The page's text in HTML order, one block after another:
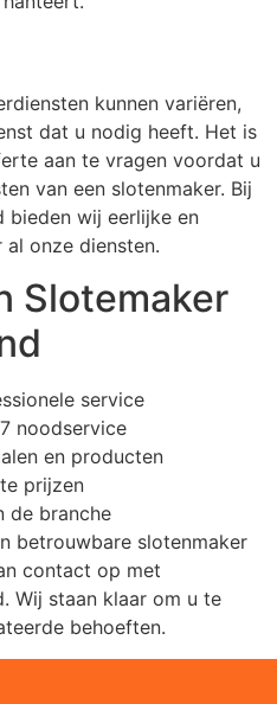
kunnen variëren,
dat u nodig heeft. Het is
aan te vragen voordat u
van een slotenmaker. Bij
bieden wij eerlijke en
onze diensten.
Slotemaker
service
noodservice
en producten
prijzen
de branche
betrouwbare slotenmaker
contact op met
Wij staan klaar om u te
behoeften.